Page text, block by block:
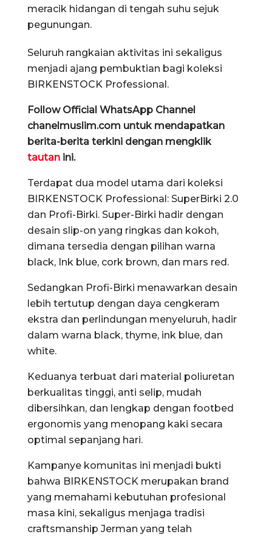
meracik hidangan di tengah suhu sejuk
pegunungan.
Seluruh rangkaian aktivitas ini sekaligus
menjadi ajang pembuktian bagi koleksi
BIRKENSTOCK Professional.
Follow Official WhatsApp Channel
chanelmuslim.com untuk mendapatkan
berita-berita terkini dengan mengklik
tautan ini.
Terdapat dua model utama dari koleksi
BIRKENSTOCK Professional: SuperBirki 2.0
dan Profi-Birki. Super-Birki hadir dengan
desain slip-on yang ringkas dan kokoh,
dimana tersedia dengan pilihan warna
black, Ink blue, cork brown, dan mars red.
Sedangkan Profi-Birki menawarkan desain
lebih tertutup dengan daya cengkeram
ekstra dan perlindungan menyeluruh, hadir
dalam warna black, thyme, ink blue, dan
white.
Keduanya terbuat dari material poliuretan
berkualitas tinggi, anti selip, mudah
dibersihkan, dan lengkap dengan footbed
ergonomis yang menopang kaki secara
optimal sepanjang hari.
Kampanye komunitas ini menjadi bukti
bahwa BIRKENSTOCK merupakan brand
yang memahami kebutuhan profesional
masa kini, sekaligus menjaga tradisi
craftsmanship Jerman yang telah